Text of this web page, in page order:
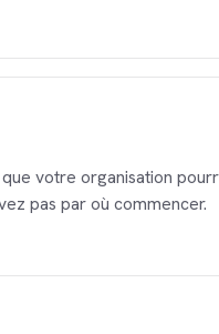
votre organisation
pas par où commencer.